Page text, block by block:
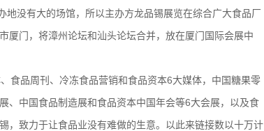
地没有大的场馆，所以主办方龙品锡展览在综合广大食品厂
厦门，将漳州论坛和汕头论坛合并，放在厦门国际会展中
品周刊、冷冻食品营销和食品资本6大媒体，中国糖果零
、中国食品制造展和食品资本中国年会等6大会展，以及食
，致力于让食品业没有难做的生意。以此来链接数以十万计